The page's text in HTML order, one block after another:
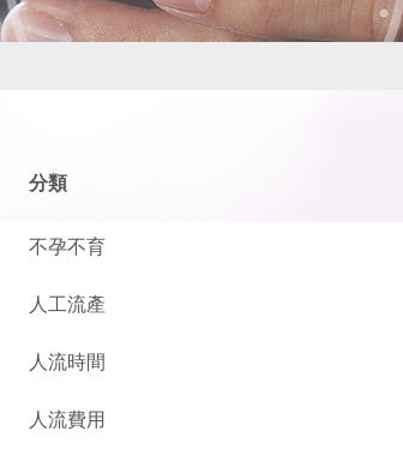
分類
不孕不育
人工流產
人流時間
人流費用